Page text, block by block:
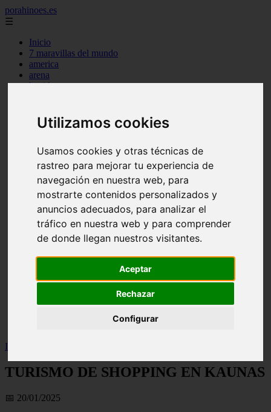
Utilizamos cookies
Usamos cookies y otras técnicas de
rastreo para mejorar tu experiencia de
navegación en nuestra web, para
mostrarte contenidos personalizados y
anuncios adecuados, para analizar el
tráfico en nuestra web y para comprender
de donde llegan nuestros visitantes.
Aceptar
Rechazar
Configurar
porahinoes.es
☰
Inicio
7 maravillas del mundo
america
arena
benidorm
c entre rios
c generalidades del pais
c neuquen
c provincias
c rio negro
c santa fe
c tierra de fuego
c tucuman
c zona austral
carmen
category
gijon
live
naturaleza
Inicio
TURISMO DE SHOPPING EN KAUNAS
📅 20/01/2025